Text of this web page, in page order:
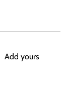
Add yours